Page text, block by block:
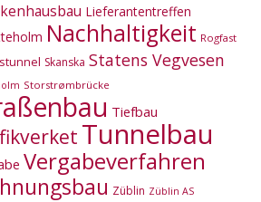
Lieferantentreffen
Nachhaltigkeit Rogfast
Skanska Statens Vegvesen
Storstrømbrücke
Tiefbau
Tunnelbau
Vergabeverfahren
Züblin Züblin AS